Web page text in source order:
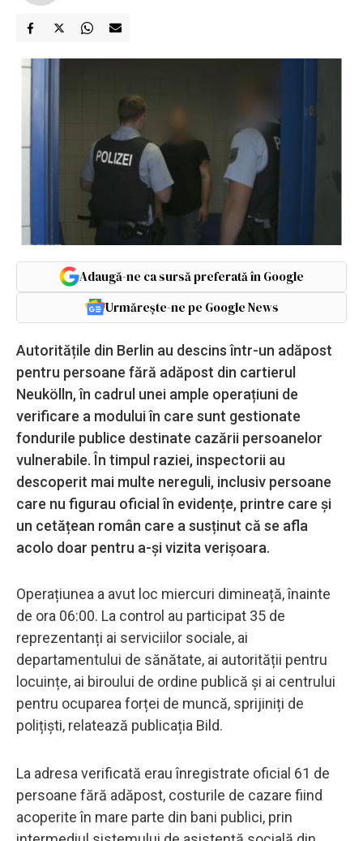
Adaugă-ne ca sursă preferată în Google
Urmărește-ne pe Google News
Autoritățile din Berlin au descins într-un adăpost
pentru persoane fără adăpost din cartierul
Neukölln, în cadrul unei ample operațiuni de
verificare a modului în care sunt gestionate
fondurile publice destinate cazării persoanelor
vulnerabile. În timpul raziei, inspectorii au
descoperit mai multe nereguli, inclusiv persoane
care nu figurau oficial în evidențe, printre care și
un cetățean român care a susținut că se afla
acolo doar pentru a-și vizita verișoara.
Operațiunea a avut loc miercuri dimineață, înainte
de ora 06:00. La control au participat 35 de
reprezentanți ai serviciilor sociale, ai
departamentului de sănătate, ai autorității pentru
locuințe, ai biroului de ordine publică și ai centrului
pentru ocuparea forței de muncă, sprijiniți de
polițiști, relatează publicația Bild.
La adresa verificată erau înregistrate oficial 61 de
persoane fără adăpost, costurile de cazare fiind
acoperite în mare parte din bani publici, prin